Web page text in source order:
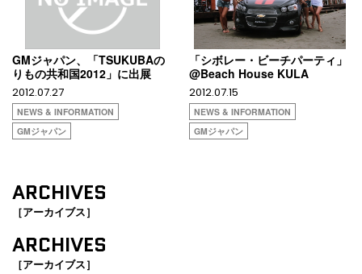
GMジャパン、「TSUKUBAの
りもの共和国2012」に出展
2012.07.27
NEWS & INFORMATION
GMジャパン
「シボレー・ビーチパーティ」
@Beach House KULA
2012.07.15
NEWS & INFORMATION
GMジャパン
ARCHIVES
［アーカイブス］
ARCHIVES
［アーカイブス］